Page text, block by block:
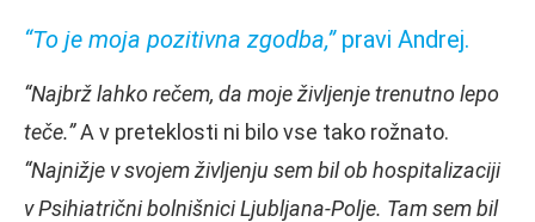
“To je moja pozitivna zgodba,”pravi Andrej.
“Najbrž lahko rečem, da moje življenje trenutno lepo
teče.”A v preteklosti ni bilo vse tako rožnato.
“Najnižje v svojem življenju sem bil ob hospitalizaciji
v Psihiatrični bolnišnici Ljubljana-Polje. Tam sem bil